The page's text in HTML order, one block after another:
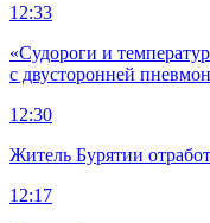
12:33
«Судороги и
с двусторонней
12:30
Житель Бурятии
12:17